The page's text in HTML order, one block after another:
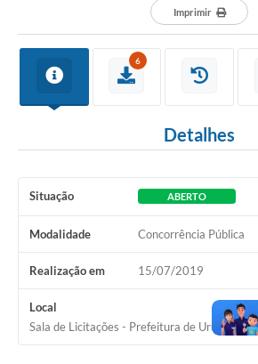
Prefeito Municipal
Vice-Prefeito Municipal
Requerimento geral
Sala do Empreendedor
Conselhos Municipais
Arquivo Histórico
Solicitação Obras
Cidadão Online: IPTU - alvará
Imprimir
6
Detalhes
Situação ABERTO
Modalidade Concorrência Pública
Realização em 15/07/2019
Local
Sala de Licitações - Prefeitura de Uruguaiana